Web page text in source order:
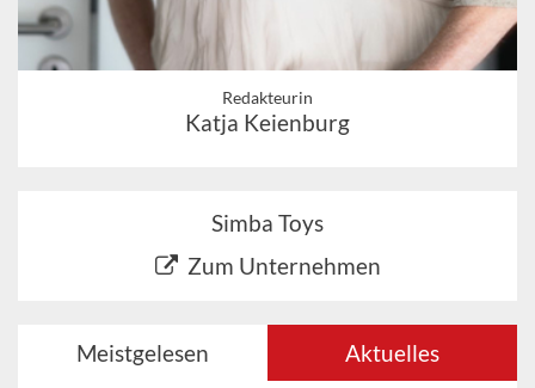
Redakteurin
Katja Keienburg
Simba Toys
Zum Unternehmen
Meistgelesen Aktuelles